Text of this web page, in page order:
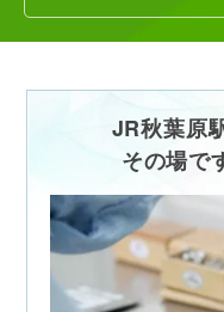
JR秋葉原
その場で